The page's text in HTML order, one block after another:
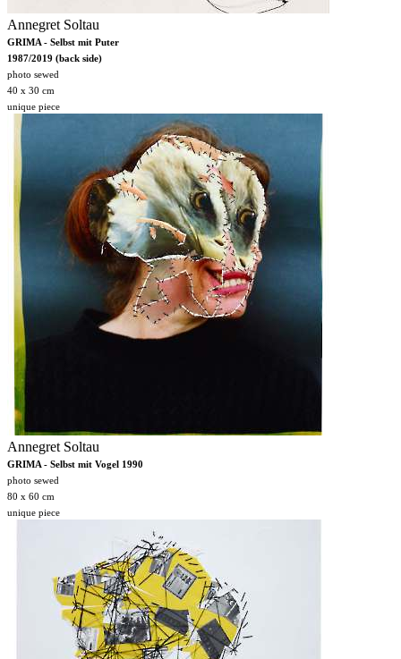
Annegret Soltau
GRIMA - Selbst mit Puter
1987/2019 (back side)
photo sewed
40 x 30 cm
unique piece
Annegret Soltau
GRIMA - Selbst mit Vogel 1990
photo sewed
80 x 60 cm
unique piece